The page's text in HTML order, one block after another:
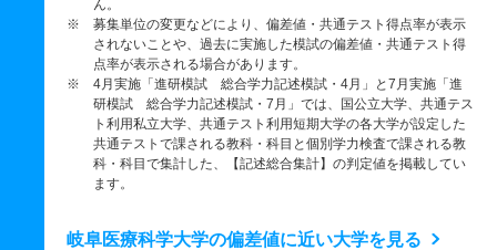
ん。
※ 募集単位の変更などにより、偏差値・共通テスト得点率が表示
されないことや、過去に実施した模試の偏差値・共通テスト得
点率が表示される場合があります。
※ 4月実施「進研模試 総合学力記述模試・4月」と7月実施「進
研模試 総合学力記述模試・7月」では、国公立大学、共通テス
ト利用私立大学、共通テスト利用短期大学の各大学が設定した
共通テストで課される教科・科目と個別学力検査で課される教
科・科目で集計した、【記述総合集計】の判定値を掲載してい
ます。
岐阜医療科学大学の偏差値に近い大学を見る